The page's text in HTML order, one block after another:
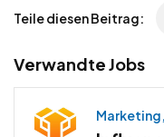
Teile diesen Beitrag:
Verwandte Jobs